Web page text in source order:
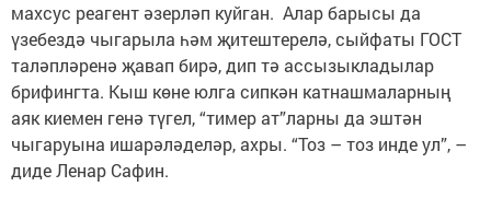
махсус реагент әзер­ләп куйган. Алар барысы да
үзебездә чыгарыла һәм җитештерелә, сыйфаты ГОСТ
таләпләренә җавап бирә, дип тә ассызыкладылар
брифингта. Кыш көне юлга сипкән катнаш­малар­ның
аяк киемен генә түгел, “тимер ат”ларны да эш­тән
чыгаруына ишарә­лә­де­ләр, ахры. “Тоз – тоз инде ул”, –
диде Ленар Сафин.